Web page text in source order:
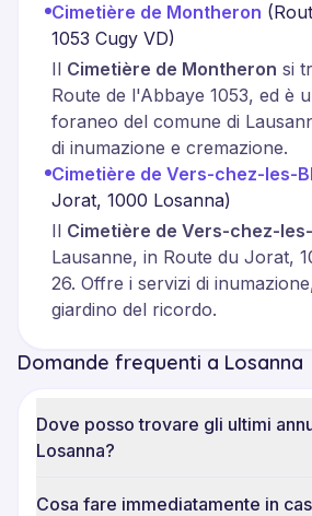
Cimetière de Montheron (
1053 Cugy VD)
Il Cimetière de Montheron si
Route de l'Abbaye 1053, ed è
foraneo del comune di
di inumazione e cremazione.
Cimetière de Vers-chez-les-
Jorat, 1000 Losanna)
Il Cimetière de Vers-chez-
Lausanne, in Route du Jorat,
26. Offre i servizi di
giardino del ricordo.
Domande frequenti a Losanna
Dove posso trovare gli ultimi
Losanna?
Cosa fare immediatamente in